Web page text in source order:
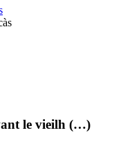
le vieilh (…)